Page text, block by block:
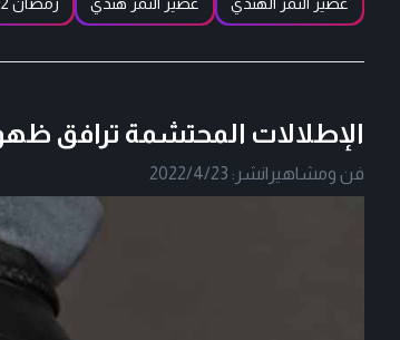
الإطلالات المحتشمة ترافق
فن ومشاهير |نشر: 2022/4/23